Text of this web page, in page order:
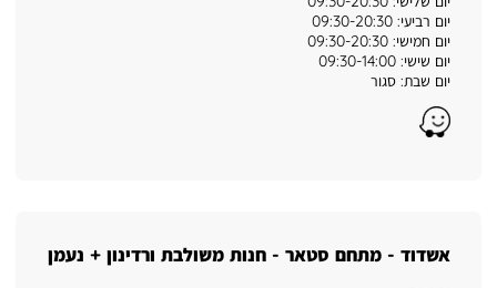
יום רביעי: 09:30-20:30
יום חמישי: 09:30-20:30
יום שישי: 09:30-14:00
יום שבת: סגור
Waze
אשדוד - מתחם סטאר - חנות משולבת ורדינון + נעמן